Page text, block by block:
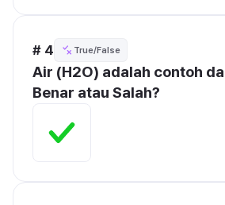
# 4 True/False
Air (H2O) adalah contoh
Benar atau Salah?